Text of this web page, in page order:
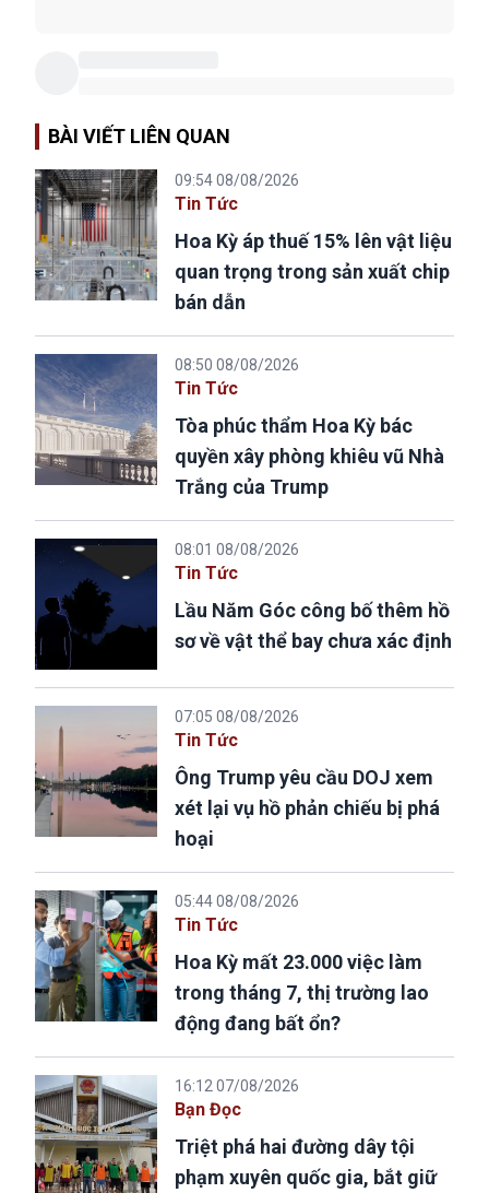
BÀI VIẾT LIÊN QUAN
09:54 08/08/2026
Tin Tức
Hoa Kỳ áp thuế 15% lên vật liệu
quan trọng trong sản xuất chip
bán dẫn
08:50 08/08/2026
Tin Tức
Tòa phúc thẩm Hoa Kỳ bác
quyền xây phòng khiêu vũ Nhà
Trắng của Trump
08:01 08/08/2026
Tin Tức
Lầu Năm Góc công bố thêm hồ
sơ về vật thể bay chưa xác định
07:05 08/08/2026
Tin Tức
Ông Trump yêu cầu DOJ xem
xét lại vụ hồ phản chiếu bị phá
hoại
05:44 08/08/2026
Tin Tức
Hoa Kỳ mất 23.000 việc làm
trong tháng 7, thị trường lao
động đang bất ổn?
16:12 07/08/2026
Bạn Đọc
Triệt phá hai đường dây tội
phạm xuyên quốc gia, bắt giữ